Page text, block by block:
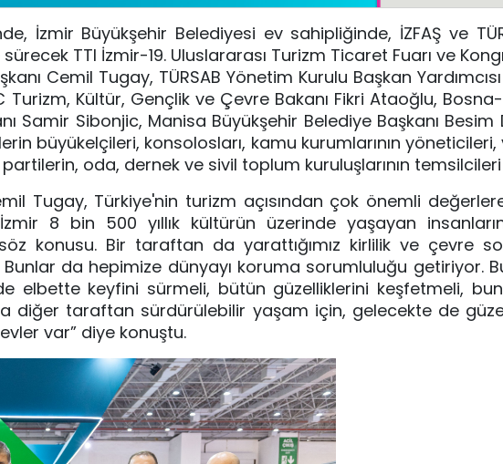
İzmir Büyükşehir Belediyesi ev sahipliğinde, İZFAŞ ve
TTI İzmir-19. Uluslararası Turizm Ticaret Fuarı ve
Cemil Tugay, TÜRSAB Yönetim Kurulu Başkan
Turizm, Kültür, Gençlik ve Çevre Bakanı Fikri Ataoğlu,
Samir Sibonjic, Manisa Büyükşehir Belediye Başkanı Besim
büyükelçileri, konsolosları, kamu kurumlarının
oda, dernek ve sivil toplum kuruluşlarının temsilcileri
Tugay, Türkiye'nin turizm açısından çok önemli
8 bin 500 yıllık kültürün üzerinde yaşayan
konusu. Bir taraftan da yarattığımız kirlilik ve çevre
da hepimize dünyayı koruma sorumluluğu getiriyor.
elbette keyfini sürmeli, bütün güzelliklerini keşfetmeli,
diğer taraftan sürdürülebilir yaşam için, gelecekte de
var” diye konuştu.